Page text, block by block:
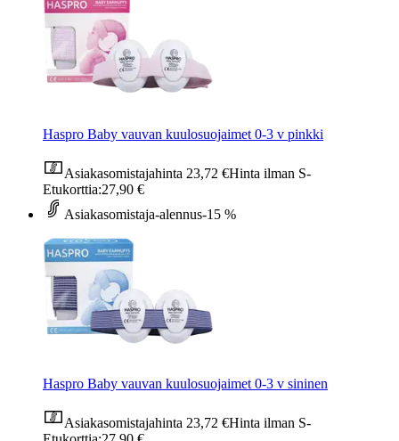
Haspro Baby vauvan kuulosuojaimet 0-3 v pinkki
Asiakasomistajahinta 23,72 €Hinta ilman S-
Etukorttia:27,90 €
Asiakasomistaja-alennus-15 %
Haspro Baby vauvan kuulosuojaimet 0-3 v sininen
Asiakasomistajahinta 23,72 €Hinta ilman S-